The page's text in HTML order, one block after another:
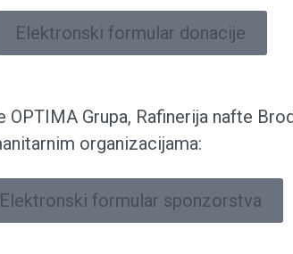
Elektronski formular donacije
Grupa, Rafinerija nafte
organizacijama:
Elektronski formular sponzorstva